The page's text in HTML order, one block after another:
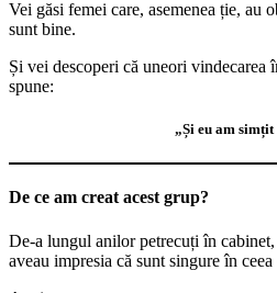
Vei găsi femei care, asemenea ție, au
sunt bine.
Și vei descoperi că uneori vindecarea
spune:
„Și eu am simțit
De ce am creat acest grup?
De-a lungul anilor petrecuți în
aveau impresia că sunt singure în ceea